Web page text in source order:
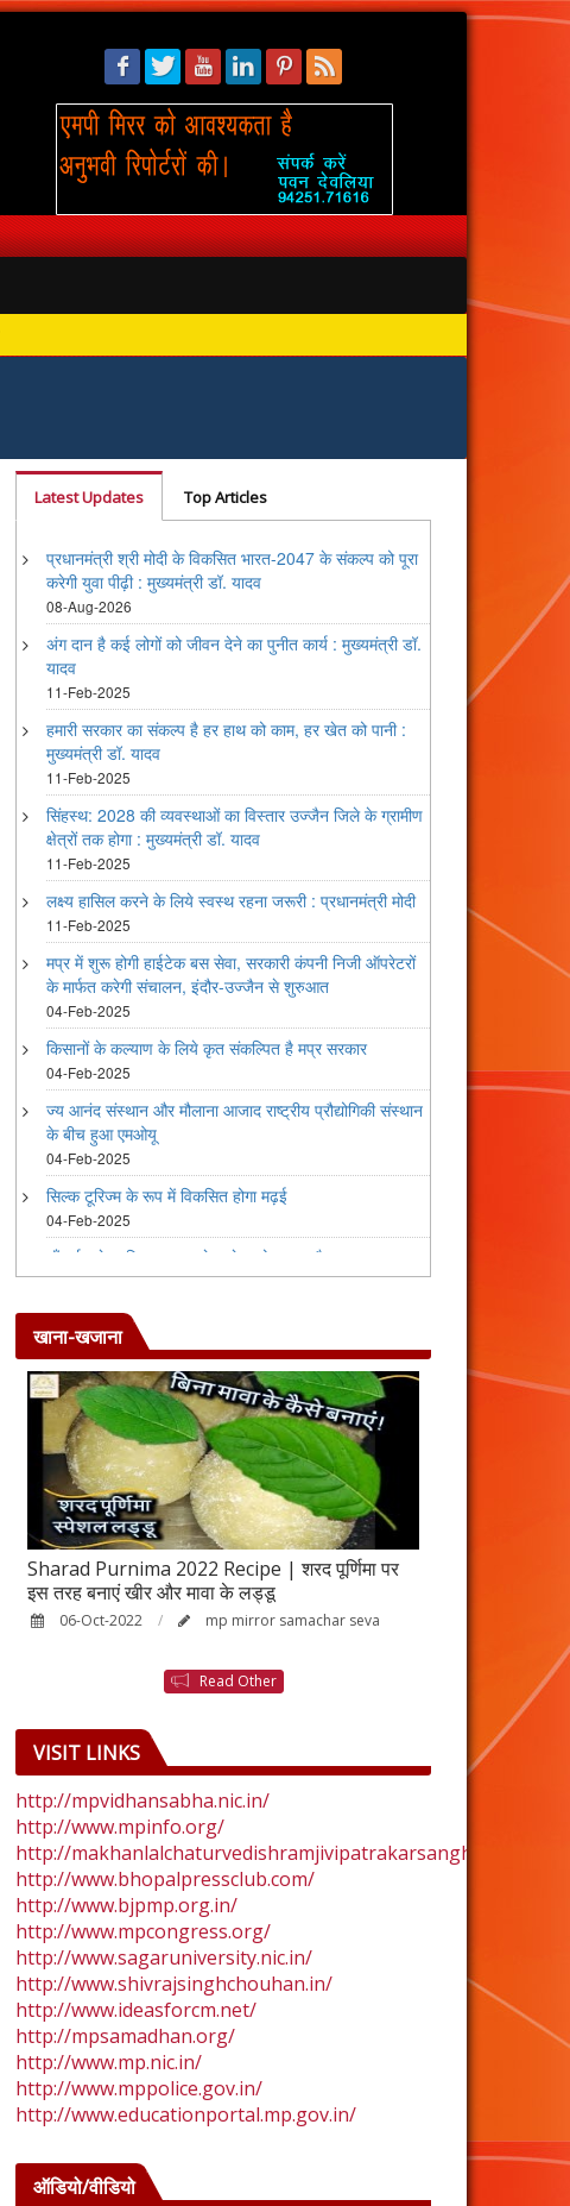
Latest Updates Top Articles
खाना-खजाना
Sharad Purnima 2022 Recipe | शरद पूर्णिमा पर
इस तरह बनाएं खीर और मावा के लड्डू
06-Oct-2022 mp mirror samachar seva
Read Other
VISIT LINKS
http://mpvidhansabha.nic.in/
http://www.mpinfo.org/
http://makhanlalchaturvedishramjivipatrakarsangh.com/
http://www.bhopalpressclub.com/
http://www.bjpmp.org.in/
http://www.mpcongress.org/
http://www.sagaruniversity.nic.in/
http://www.shivrajsinghchouhan.in/
http://www.ideasforcm.net/
http://mpsamadhan.org/
http://www.mp.nic.in/
http://www.mppolice.gov.in/
http://www.educationportal.mp.gov.in/
ऑडियो/वीडियो